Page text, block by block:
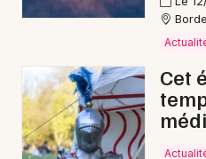
Choisir mes départements
Mon email
Cet